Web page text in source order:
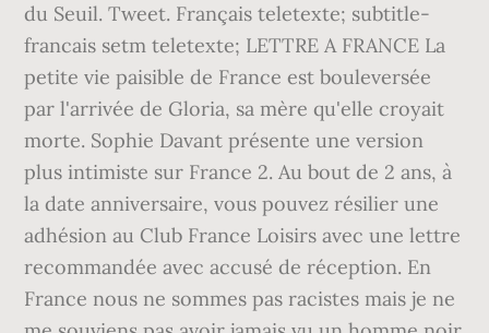
du Seuil. Tweet. Français teletexte; subtitle-
francais setm teletexte; LETTRE A FRANCE La
petite vie paisible de France est bouleversée
par l'arrivée de Gloria, sa mère qu'elle croyait
morte. Sophie Davant présente une version
plus intimiste sur France 2. Au bout de 2 ans, à
la date anniversaire, vous pouvez résilier une
adhésion au Club France Loisirs avec une lettre
recommandée avec accusé de réception. En
France nous ne sommes pas racistes mais je ne